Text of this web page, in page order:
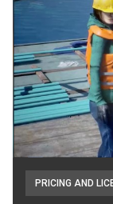
PRICING AND